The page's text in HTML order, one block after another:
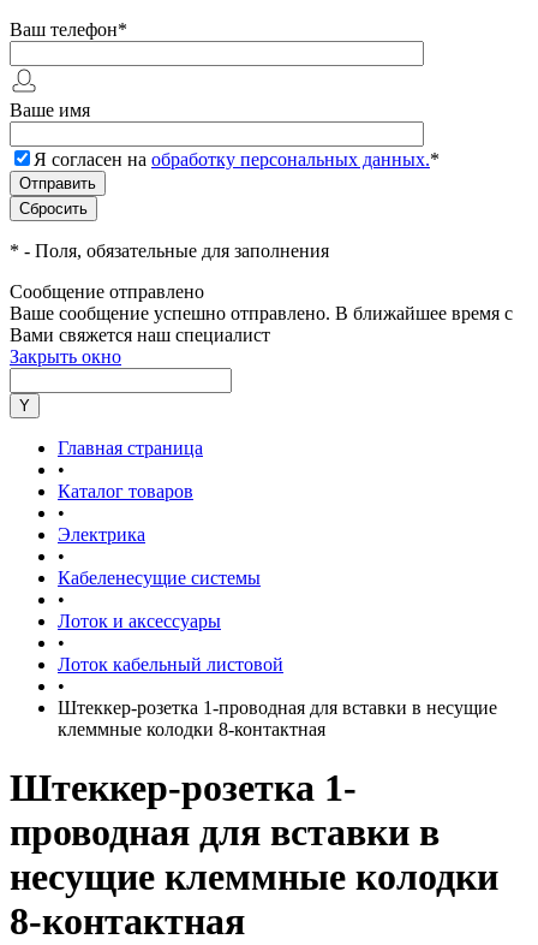
Ваш телефон*
Ваше имя
Я согласен на обработку персональных данных.*
* - Поля, обязательные для заполнения
Сообщение отправлено
Ваше сообщение успешно отправлено. В ближайшее время с
Вами свяжется наш специалист
Закрыть окно
Главная страница
•
Каталог товаров
•
Электрика
•
Кабеленесущие системы
•
Лоток и аксессуары
•
Лоток кабельный листовой
•
Штеккер-розетка 1-проводная для вставки в несущие
клеммные колодки 8-контактная
Штеккер-розетка 1-
проводная для вставки в
несущие клеммные колодки
8-контактная